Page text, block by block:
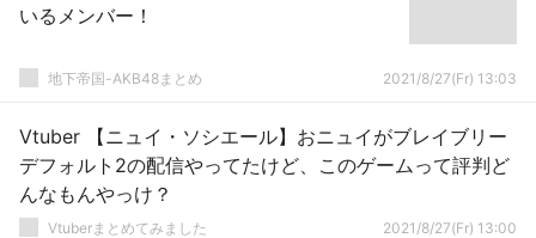
いるメンバー！
地下帝国-AKB48まとめ 2021/8/27(Fr) 13:03
Vtuber 【ニュイ・ソシエール】おニュイがブレイブリー
デフォルト2の配信やってたけど、このゲームって評判ど
んなもんやっけ？
Vtuberまとめてみました 2021/8/27(Fr) 13:00